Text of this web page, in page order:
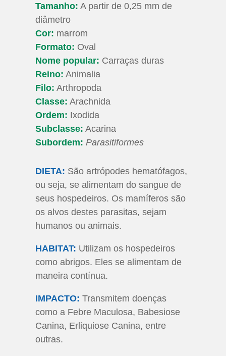
Tamanho: A partir de 0,25 mm de
diâmetro
Cor: marrom
Formato: Oval
Nome popular: Carraças duras
Reino: Animalia
Filo: Arthropoda
Classe: Arachnida
Ordem: Ixodida
Subclasse: Acarina
Subordem: Parasitiformes
DIETA: São artrópodes hematófagos,
ou seja, se alimentam do sangue de
seus hospedeiros. Os mamíferos são
os alvos destes parasitas, sejam
humanos ou animais.
HABITAT: Utilizam os hospedeiros
como abrigos. Eles se alimentam de
maneira contínua.
IMPACTO: Transmitem doenças
como a Febre Maculosa, Babesiose
Canina, Erliquiose Canina, entre
outras.